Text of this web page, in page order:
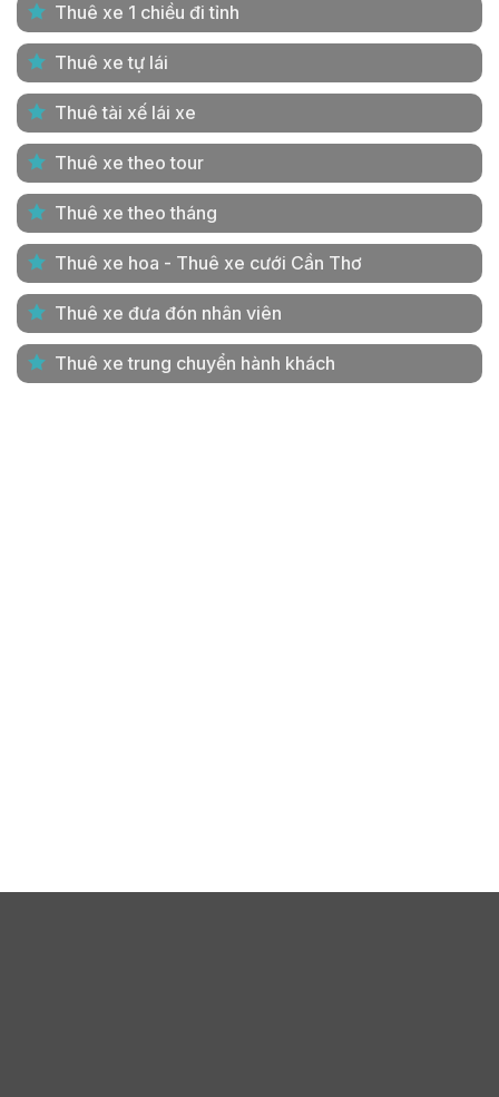
Thuê xe 1 chiều đi tỉnh
Thuê xe tự lái
Thuê tài xế lái xe
Thuê xe theo tour
Thuê xe theo tháng
Thuê xe hoa - Thuê xe cưới Cần Thơ
Thuê xe đưa đón nhân viên
Thuê xe trung chuyển hành khách